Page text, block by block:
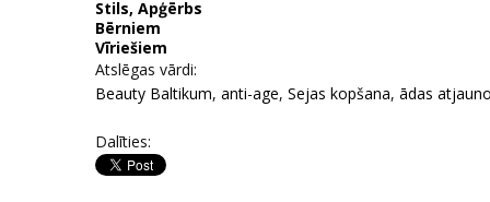
Stils, Apģērbs
Bērniem
Vīriešiem
Atslēgas vārdi:
Beauty Baltikum, anti-age, Sejas kopšana, ādas
Dalīties: